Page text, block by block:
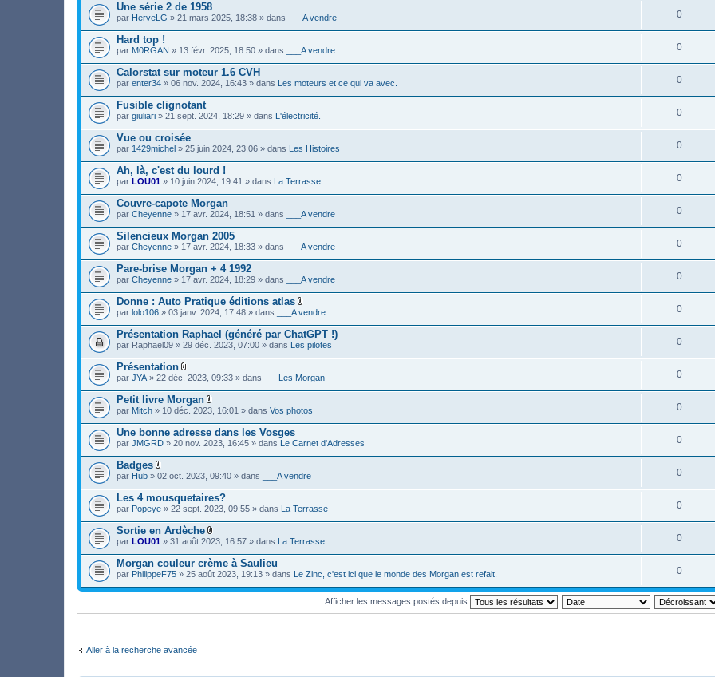
)
o
i
)
Une série 2 de 1958
par HerveLG » 21 mars 2025, 18:38 » dans ___A vendre 0
Hard top !
par M0RGAN » 13 févr. 2025, 18:50 » dans ___A vendre 0
Calorstat sur moteur 1.6 CVH
par enter34 » 06 nov. 2024, 16:43 » dans Les moteurs et ce qui va avec. 0
Fusible clignotant
par giuliari » 21 sept. 2024, 18:29 » dans L'électricité. 0
Vue ou croisée
par 1429michel » 25 juin 2024, 23:06 » dans Les Histoires 0
Ah, là, c'est du lourd !
par LOU01 » 10 juin 2024, 19:41 » dans La Terrasse 0
Couvre-capote Morgan
par Cheyenne » 17 avr. 2024, 18:51 » dans ___A vendre 0
Silencieux Morgan 2005
par Cheyenne » 17 avr. 2024, 18:33 » dans ___A vendre 0
Pare-brise Morgan + 4 1992
par Cheyenne » 17 avr. 2024, 18:29 » dans ___A vendre 0
Donne : Auto Pratique éditions atlas
F
c
h
i
e
(
o
i
t
)
par lolo106 » 03 janv. 2024, 17:48 » dans ___A vendre 0
Présentation Raphael (généré par ChatGPT !)
par Raphael09 » 29 déc. 2023, 07:00 » dans Les pilotes 0
Présentation
F
c
h
i
e
r
(
j
o
i
n
t
s
)
par JYA » 22 déc. 2023, 09:33 » dans ___Les Morgan 0
Petit livre Morgan
i
c
h
i
e
(
)
j
o
i
n
t
s
)
par Mitch » 10 déc. 2023, 16:01 » dans Vos photos 0
Une bonne adresse dans les Vosges
par JMGRD » 20 nov. 2023, 16:45 » dans Le Carnet d'Adresses 0
Badges
F
c
h
e
(
)
j
o
i
(
par Hub » 02 oct. 2023, 09:40 » dans ___A vendre 0
Les 4 mousquetaires?
par Popeye » 22 sept. 2023, 09:55 » dans La Terrasse 0
Sortie en Ardèche
F
c
h
i
e
s
par LOU01 » 31 août 2023, 16:57 » dans La Terrasse 0
Morgan couleur crème à Saulieu
par PhilippeF75 » 25 août 2023, 19:13 » dans Le Zinc, c'est ici que le monde des Morgan est refait. 0
Afficher les messages postés depuis
Aller à la recherche avancée